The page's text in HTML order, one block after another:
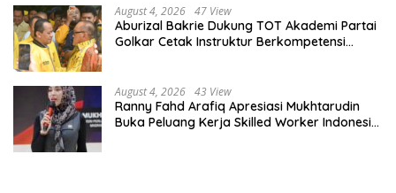
August 4, 2026 47 View
Aburizal Bakrie Dukung TOT Akademi Partai
Golkar Cetak Instruktur Berkompetensi
August 4, 2026 43 View
Ranny Fahd Arafiq Apresiasi Mukhtarudin
Buka Peluang Kerja Skilled Worker Indonesia